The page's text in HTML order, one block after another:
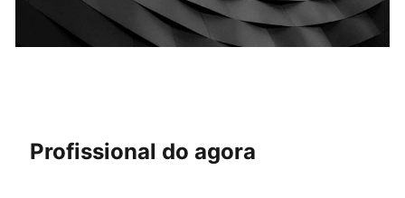
Profissional do agora